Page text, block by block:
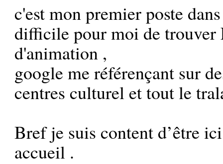
c'est mon premier poste
difficile pour moi de
d'animation ,
google me référençant sur
centres culturel et tout le
Bref je suis content d’être
accueil .